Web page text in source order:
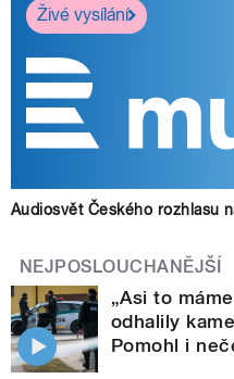
Živé vysílání
Audiosvět Českého rozhlasu
NEJPOSLOUCHANĚJŠÍ
„Asi to
odhalily
Pomohl i